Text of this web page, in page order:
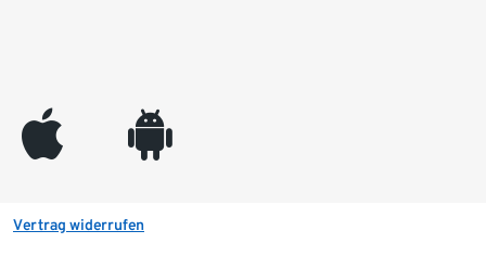
appleinc android
Vertrag widerrufen